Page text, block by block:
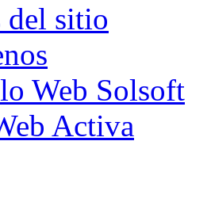
del sitio
Web Solsoft
Activa